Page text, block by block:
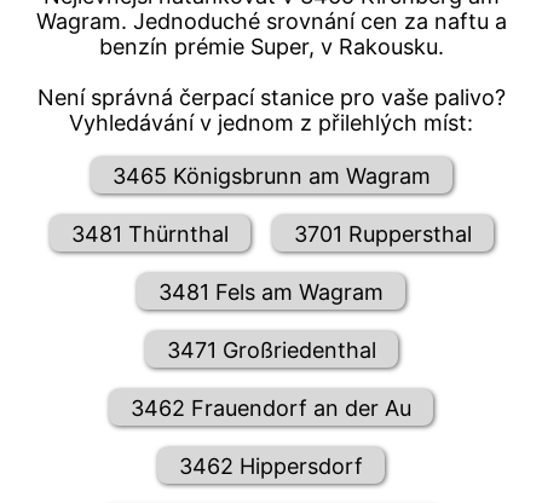
Wagram. Jednoduché srovnání cen za naftu a
benzín prémie Super, v Rakousku.
Není správná čerpací stanice pro vaše palivo?
Vyhledávání v jednom z přilehlých míst:
3465 Königsbrunn am Wagram
3481 Thürnthal 3701 Ruppersthal
3481 Fels am Wagram
3471 Großriedenthal
3462 Frauendorf an der Au
3462 Hippersdorf